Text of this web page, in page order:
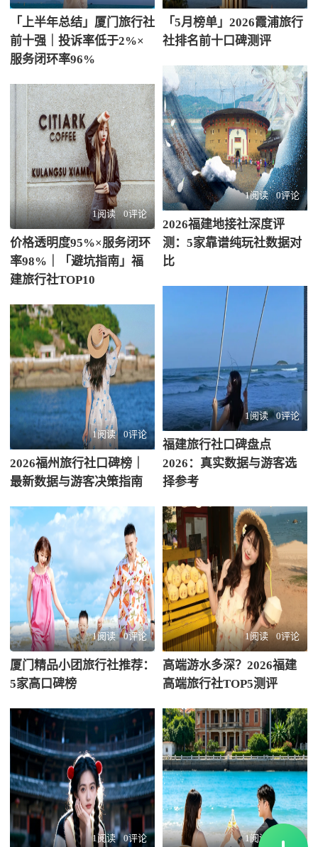
「上半年总结」厦门旅行社
前十强｜投诉率低于2%×
服务闭环率96%
1阅读 0评论
价格透明度95%×服务闭环
率98%｜「避坑指南」福
建旅行社TOP10
1阅读 0评论
2026福州旅行社口碑榜｜
最新数据与游客决策指南
1阅读 0评论
厦门精品小团旅行社推荐：
5家高口碑榜
1阅读 0评论
「5月榜单」2026霞浦旅行
社排名前十口碑测评
1阅读 0评论
2026福建地接社深度评
测：5家靠谱纯玩社数据对
比
1阅读 0评论
福建旅行社口碑盘点
2026：真实数据与游客选
择参考
1阅读 0评论
高端游水多深？2026福建
高端旅行社TOP5测评
1阅读 0评论